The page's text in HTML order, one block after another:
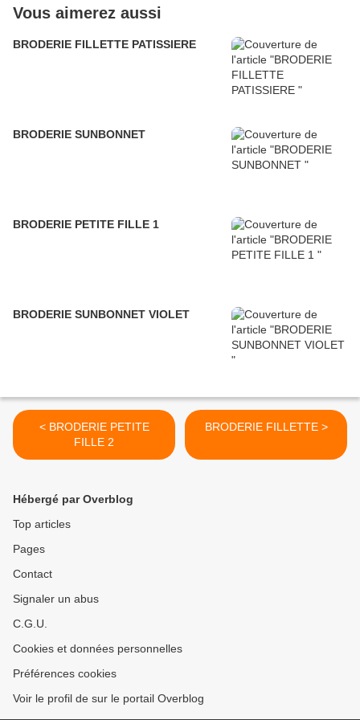
Vous aimerez aussi
BRODERIE FILLETTE PATISSIERE
BRODERIE SUNBONNET
BRODERIE PETITE FILLE 1
BRODERIE SUNBONNET VIOLET
< BRODERIE PETITE
FILLE 2
BRODERIE FILLETTE >
Hébergé par Overblog
Top articles
Pages
Contact
Signaler un abus
C.G.U.
Cookies et données personnelles
Préférences cookies
Voir le profil de sur le portail Overblog